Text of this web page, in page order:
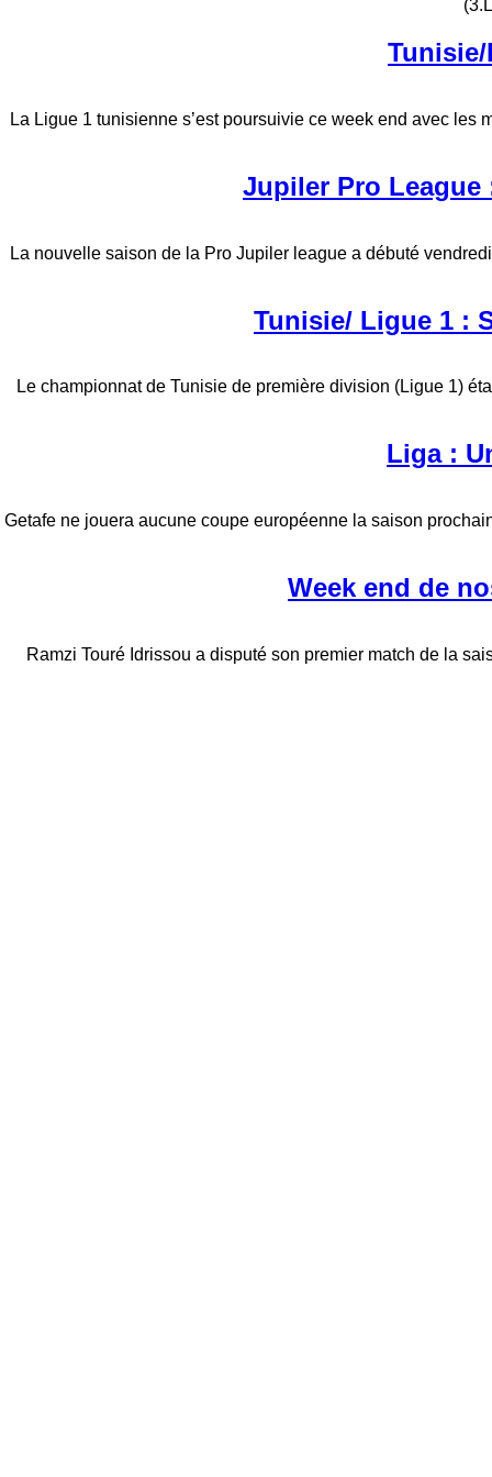
La Ligue 1 tunisienne s’est poursuivie ce week end avec
Jupiler Pro
La nouvelle saison de la Pro Jupiler league a débuté
Tunisie/ Ligue 1 :
Le championnat de Tunisie de première division (Ligue 1)
Liga :
Getafe ne jouera aucune coupe européenne la saison
Week end de
Ramzi Touré Idrissou a disputé son premier match de la